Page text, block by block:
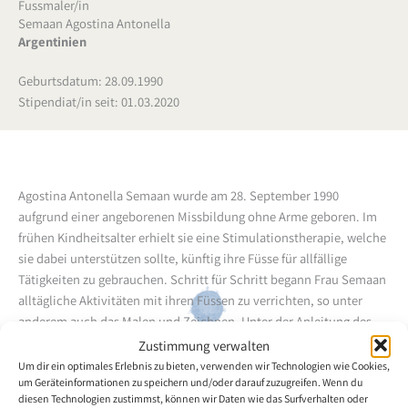
Zustimmung verwalten
Um dir ein optimales Erlebnis zu bieten, verwenden wir Technologien wie Cookies,
um Geräteinformationen zu speichern und/oder darauf zuzugreifen. Wenn du
diesen Technologien zustimmst, können wir Daten wie das Surfverhalten oder
Fussmaler/in
Semaan Agostina Antonella
Argentinien
Geburtsdatum: 28.09.1990
Stipendiat/in seit: 01.03.2020
Agostina Antonella Semaan wurde am 28. September 1990
aufgrund einer angeborenen Missbildung ohne Arme geboren. Im
frühen Kindheitsalter erhielt sie eine Stimulationstherapie, welche
sie dabei unterstützen sollte, künftig ihre Füsse für allfällige
Tätigkeiten zu gebrauchen. Schritt für Schritt begann Frau Semaan
alltägliche Aktivitäten mit ihren Füssen zu verrichten, so unter
anderem auch das Malen und Zeichnen. Unter der Anleitung des
damaligen Assoziierten Mitglieds und heutigen Vollmitglieds Frau
María Benítez Velozo hatte die Fussmalerin die Möglichkeit, ihre
Malfertigkeiten zu verbessern und somit zu perfektionieren.
Agostina Antonella Semaan hat einen Abschluss in "Visueller